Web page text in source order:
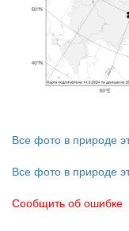
Все фото в природе
Все фото в природе
Сообщить об ошибке